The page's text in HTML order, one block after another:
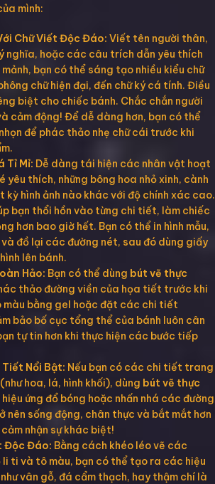
mình:
Chữ Viết Độc Đáo: Viết tên người thân,
nghĩa, hoặc các câu trích dẫn yêu thích
bạn có thể sáng tạo nhiều kiểu chữ
chữ hiện đại, đến chữ ký cá tính. Điều
biệt cho chiếc bánh. Chắc chắn người
cảm động! Để dễ dàng hơn, bạn có thể
để phác thảo nhẹ chữ cái trước khi
Tỉ Mỉ: Dễ dàng tái hiện các nhân vật hoạt
yêu thích, những bông hoa nhỏ xinh, cành
kỳ hình ảnh nào khác với độ chính xác cao.
bạn thổi hồn vào từng chi tiết, làm chiếc
hơn bao giờ hết. Bạn có thể in hình mẫu,
đồ lại các đường nét, sau đó dùng giấy
lên bánh.
Hảo: Bạn có thể dùng bút vẽ thực
thảo đường viền của họa tiết trước khi
màu bằng gel hoặc đặt các chi tiết
bảo bố cục tổng thể của bánh luôn cân
tự tin hơn khi thực hiện các bước tiếp
Tiết Nổi Bật: Nếu bạn có các chi tiết trang
hoa, lá, hình khối), dùng bút vẽ thực
ứng đổ bóng hoặc nhấn nhá các đường
nên sống động, chân thực và bắt mắt hơn
nhận sự khác biệt!
Độc Đáo: Bằng cách khéo léo vẽ các
li ti và tô màu, bạn có thể tạo ra các hiệu
vân gỗ, đá cẩm thạch, hay thậm chí là